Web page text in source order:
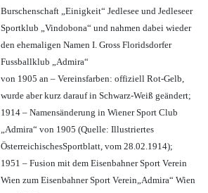
Burschenschaft „Einigkeit“ Jedlesee und Jedleseer
Sportklub „Vindobona“ und nahmen dabei wieder
den ehemaligen Namen I. Gross Floridsdorfer
Fussballklub „Admira“
von 1905 an – Vereinsfarben: offiziell Rot-Gelb,
wurde aber kurz darauf in Schwarz-Weiß geändert;
1914 – Namensänderung in Wiener Sport Club
„Admira“ von 1905 (Quelle: Illustriertes
ÖsterreichischesSportblatt, vom 28.02.1914);
1951 – Fusion mit dem Eisenbahner Sport Verein
Wien zum Eisenbahner Sport Verein„Admira“ Wien